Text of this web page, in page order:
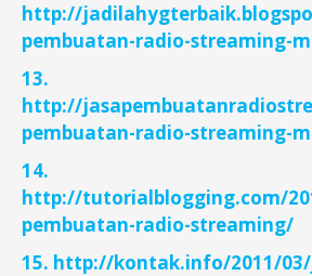
http://
pembuatan-radio-streaming-
13.
http://
pembuatan-radio-streaming-
14.
http://tutorialblogging.com/
pembuatan-radio-streaming/
15. http://kontak.info/2011/